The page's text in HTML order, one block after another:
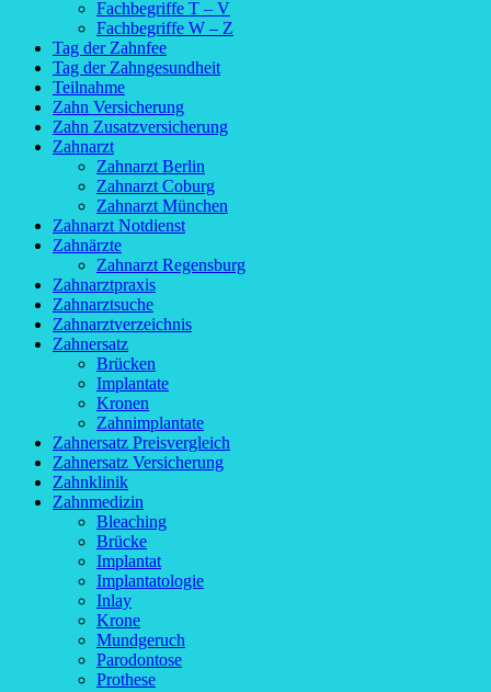
Fachbegriffe T – V
Fachbegriffe W – Z
Tag der Zahnfee
Tag der Zahngesundheit
Teilnahme
Zahn Versicherung
Zahn Zusatzversicherung
Zahnarzt
Zahnarzt Berlin
Zahnarzt Coburg
Zahnarzt München
Zahnarzt Notdienst
Zahnärzte
Zahnarzt Regensburg
Zahnarztpraxis
Zahnarztsuche
Zahnarztverzeichnis
Zahnersatz
Brücken
Implantate
Kronen
Zahnimplantate
Zahnersatz Preisvergleich
Zahnersatz Versicherung
Zahnklinik
Zahnmedizin
Bleaching
Brücke
Implantat
Implantatologie
Inlay
Krone
Mundgeruch
Parodontose
Prothese